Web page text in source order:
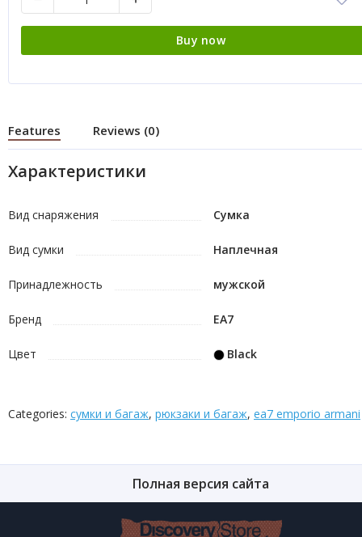
Buy now
Features Reviews (0)
Характеристики
Вид снаряжения Сумка
Вид сумки Наплечная
Принадлежность мужской
Бренд EA7
Цвет Black
Categories: сумки и багаж, рюкзаки и багаж, ea7 emporio armani
Полная версия сайта